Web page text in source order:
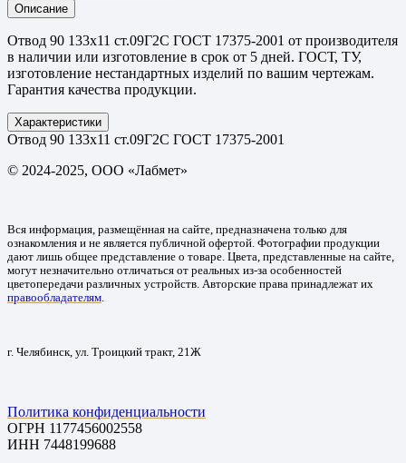
Описание
Отвод 90 133х11 ст.09Г2С ГОСТ 17375-2001 от производителя
в наличии или изготовление в срок от 5 дней. ГОСТ, ТУ,
изготовление нестандартных изделий по вашим чертежам.
Гарантия качества продукции.
Характеристики
Отвод 90 133х11 ст.09Г2С ГОСТ 17375-2001
© 2024-2025, ООО «Лабмет»
Вся информация, размещённая на сайте, предназначена только для
ознакомления и не является публичной офертой. Фотографии продукции
дают лишь общее представление о товаре. Цвета, представленные на сайте,
могут незначительно отличаться от реальных из-за особенностей
цветопередачи различных устройств. Авторские права принадлежат их
правообладателям
г. Челябинск, ул. Троицкий тракт, 21Ж
Политика конфиденциальности
ОГРН 1177456002558
ИНН 7448199688